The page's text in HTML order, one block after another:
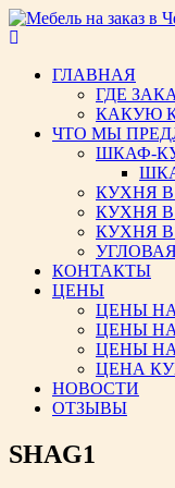
Мебель
ГЛАВНАЯ
ГДЕ
КАКУЮ
ЧТО МЫ
ШКАФ-
КУХНЯ
КУХНЯ
КУХНЯ
КОНТАКТЫ
ЦЕНЫ
ЦЕНЫ
ЦЕНЫ
ЦЕНЫ
ЦЕНА
НОВОСТИ
ОТЗЫВЫ
SHAG1